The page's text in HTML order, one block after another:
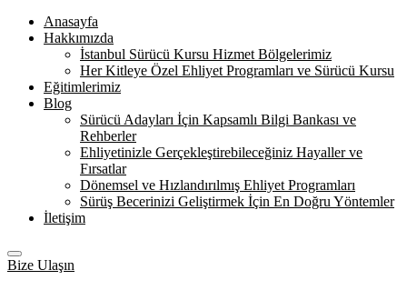
Anasayfa
Hakkımızda
İstanbul Sürücü Kursu Hizmet Bölgelerimiz
Her Kitleye Özel Ehliyet Programları ve Sürücü Kursu
Eğitimlerimiz
Blog
Sürücü Adayları İçin Kapsamlı Bilgi Bankası ve
Rehberler
Ehliyetinizle Gerçekleştirebileceğiniz Hayaller ve
Fırsatlar
Dönemsel ve Hızlandırılmış Ehliyet Programları
Sürüş Becerinizi Geliştirmek İçin En Doğru Yöntemler
İletişim
Bize Ulaşın